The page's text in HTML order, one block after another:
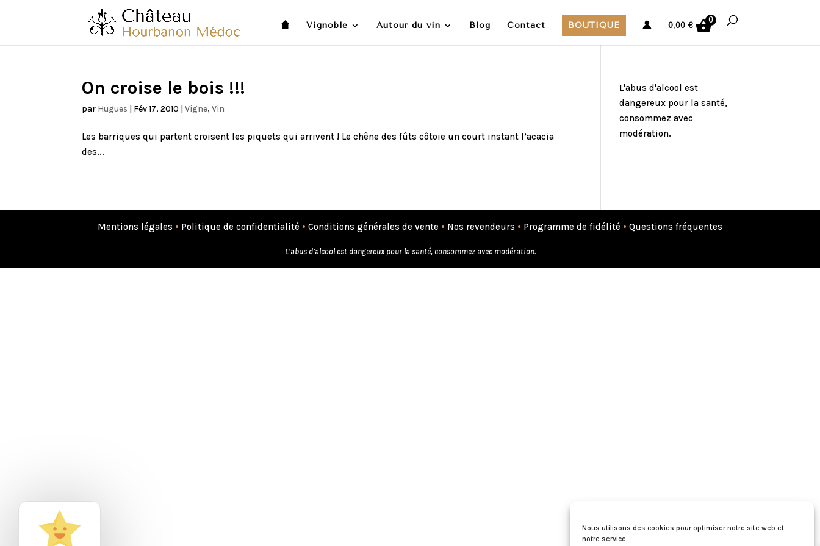
Nous utilisons des cookies pour optimiser notre site web et
notre service.
Vignoble Autour du vin Blog Contact BOUTIQUE 0,00€
0
On croise le bois !!!
par Hugues | Fév 17, 2010 |Vigne,Vin
Les barriques qui partent croisent les piquets qui arrivent ! Le chêne des fûts côtoie un court instant l’acacia
des...
L'abus d'alcool est
dangereux pour la santé,
consommez avec
modération.
Mentions légales • Politique de confidentialité • Conditions générales de vente • Nos revendeurs • Programme de fidélité • Questions fréquentes
L’abus d’alcool est dangereux pour la santé, consommez avec modération.